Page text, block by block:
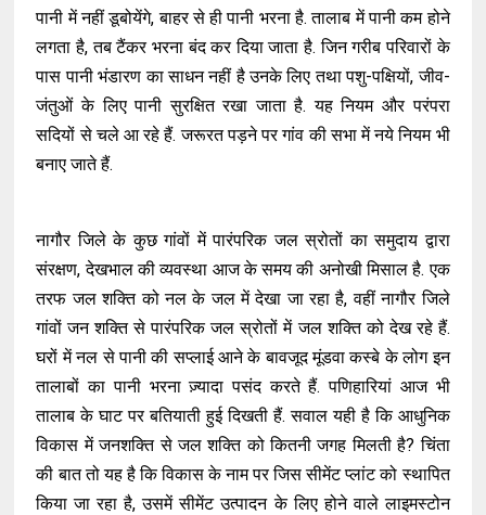
पानी में नहीं डूबोयेंगे, बाहर से ही पानी भरना है. तालाब में पानी कम होने
लगता है, तब टैंकर भरना बंद कर दिया जाता है. जिन गरीब परिवारों के
पास पानी भंडारण का साधन नहीं है उनके लिए तथा पशु-पक्षियों, जीव-
जंतुओं के लिए पानी सुरक्षित रखा जाता है. यह नियम और परंपरा
सदियों से चले आ रहे हैं. जरूरत पड़ने पर गांव की सभा में नये नियम भी
बनाए जाते हैं.
नागौर जिले के कुछ गांवों में पारंपरिक जल स्रोतों का समुदाय द्वारा
संरक्षण, देखभाल की व्यवस्था आज के समय की अनोखी मिसाल है. एक
तरफ जल शक्ति को नल के जल में देखा जा रहा है, वहीं नागौर जिले
गांवों जन शक्ति से पारंपरिक जल स्रोतों में जल शक्ति को देख रहे हैं.
घरों में नल से पानी की सप्लाई आने के बावजूद मूंडवा कस्बे के लोग इन
तालाबों का पानी भरना ज़्यादा पसंद करते हैं. पणिहारियां आज भी
तालाब के घाट पर बतियाती हुई दिखती हैं. सवाल यही है कि आधुनिक
विकास में जनशक्ति से जल शक्ति को कितनी जगह मिलती है? चिंता
की बात तो यह है कि विकास के नाम पर जिस सीमेंट प्लांट को स्थापित
किया जा रहा है, उसमें सीमेंट उत्पादन के लिए होने वाले लाइमस्टोन